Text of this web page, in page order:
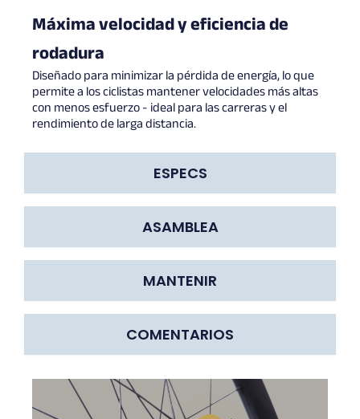
ESPECS
ASAMBLEA
MANTENIR
COMENTARIOS
Máxima velocidad y eficiencia de
rodadura
Diseñado para minimizar la pérdida de energía, lo que
permite a los ciclistas mantener velocidades más altas
con menos esfuerzo - ideal para las carreras y el
rendimiento de larga distancia.